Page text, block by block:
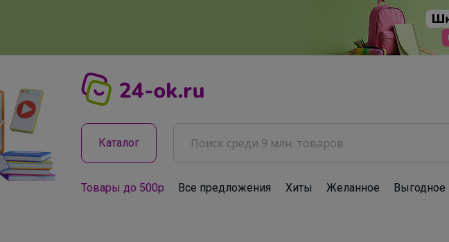
Каталог
Товары до 500р Все предложения Хиты Желанное Выгодное